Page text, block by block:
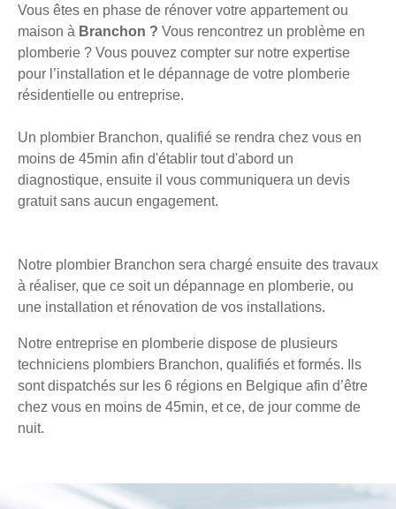
Vous êtes en phase de rénover votre appartement ou
maison à Branchon ? Vous rencontrez un problème en
plomberie ? Vous pouvez compter sur notre expertise
pour l’installation et le dépannage de votre plomberie
résidentielle ou entreprise.
Un plombier Branchon, qualifié se rendra chez vous en
moins de 45min afin d'établir tout d'abord un
diagnostique, ensuite il vous communiquera un devis
gratuit sans aucun engagement.
Notre plombier Branchon sera chargé ensuite des travaux
à réaliser, que ce soit un dépannage en plomberie, ou
une installation et rénovation de vos installations.
Notre entreprise en plomberie dispose de plusieurs
techniciens plombiers Branchon, qualifiés et formés. Ils
sont dispatchés sur les 6 régions en Belgique afin d’être
chez vous en moins de 45min, et ce, de jour comme de
nuit.